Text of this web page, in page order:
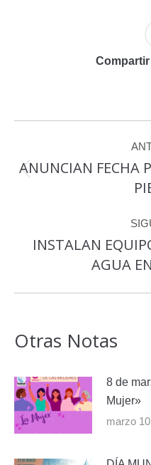
entre
ANUNCIAN FECHA
INSTALAN
AGUA
Otras Notas
8 de
Mujer»
marzo